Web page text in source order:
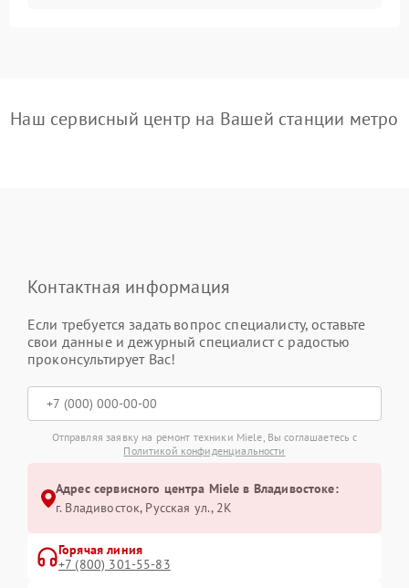
Наш сервисный центр на Вашей станции метро
Контактная информация
Если требуется задать вопрос специалисту, оставьте
свои данные и дежурный специалист с радостью
проконсультирует Вас!
Отправляя заявку на ремонт техники Miele, Вы соглашаетесь с
Политикой конфиденциальности
Адрес сервисного центра Miele в Владивостоке:
г. Владивосток, Русская ул., 2К
Горячая линия
+7 (800) 301-55-83